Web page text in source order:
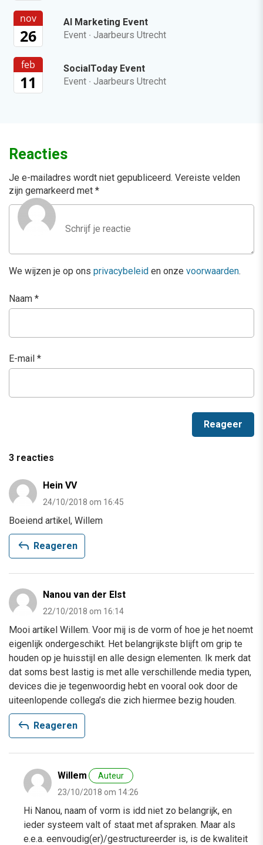
nov
26
AI Marketing Event
Event · Jaarbeurs Utrecht
feb
11
SocialToday Event
Event · Jaarbeurs Utrecht
Reacties
Je e-mailadres wordt niet gepubliceerd. Vereiste velden
zijn gemarkeerd met *
We wijzen je op ons privacybeleid en onze voorwaarden.
Naam *
E-mail *
3 reacties
Hein VV
24/10/2018 om 16:45
Boeiend artikel, Willem
reply Reageren
Nanou van der Elst
22/10/2018 om 16:14
Mooi artikel Willem. Voor mij is de vorm of hoe je het noemt
eigenlijk ondergeschikt. Het belangrijkste blijft om grip te
houden op je huisstijl en alle design elementen. Ik merk dat
dat soms best lastig is met alle verschillende media typen,
devices die je tegenwoordig hebt en vooral ook door de
uiteenlopende collega’s die zich hiermee bezig houden.
reply Reageren
Willem
Auteur
23/10/2018 om 14:26
Hi Nanou, naam of vorm is idd niet zo belangrijk, en
ieder systeem valt of staat met afspraken. Maar als
e.e.a. eenvoudig(er)/gestructureerder is, is de kwaliteit